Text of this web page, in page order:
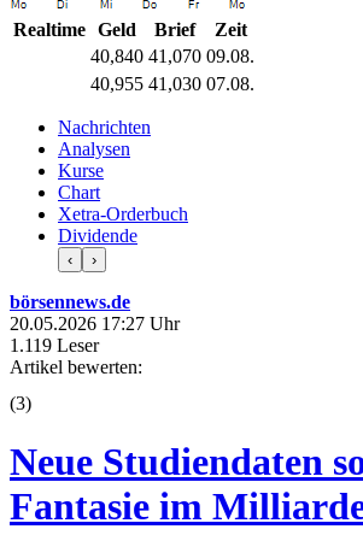
Realtime Geld Brief
Zeit
40,840 41,070 09.08.
40,955 41,030 07.08.
Nachrichten
Analysen
Kurse
Chart
Xetra-Orderbuch
Dividende
‹ ›
börsennews.de
20.05.2026 17:27 Uhr
1.119 Leser
Artikel bewerten:
(3)
Neue Studiendaten
Fantasie im